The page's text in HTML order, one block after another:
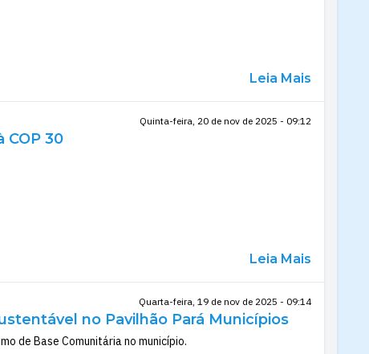
Leia Mais
Quinta-feira, 20 de nov de 2025 - 09:12
COP 30
Leia Mais
Quarta-feira, 19 de nov de 2025 - 09:14
no Pavilhão Pará Municípios
de Base Comunitária no município.